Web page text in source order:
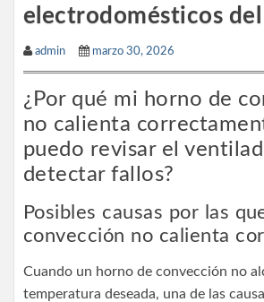
electrodomésticos
admin marzo 30, 2026
¿Por qué mi horno de
no calienta
puedo revisar el
detectar fallos?
Posibles causas por las
convección no calienta
Cuando un horno de convección no
temperatura deseada, una de las